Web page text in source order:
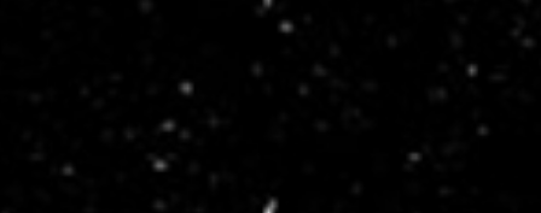
unserem Monatsthema „Konsum“ senden
Aarau. DJ Webbie & DJ Gianni Panini legen
nicht nur ihre Scherben auf, sondern auch
die der anwesenden Gäste. Es lohnt sich